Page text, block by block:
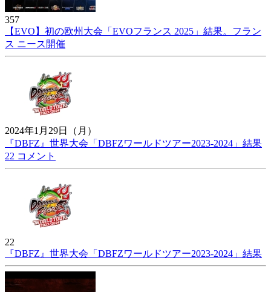
357
【EVO】初の欧州大会「EVOフランス 2025」結果。フラン
ス ニース開催
2024年1月29日（月）
『DBFZ』世界大会「DBFZワールドツアー2023-2024」結果
22 コメント
22
『DBFZ』世界大会「DBFZワールドツアー2023-2024」結果